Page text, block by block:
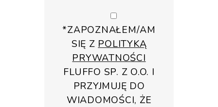
*ZAPOZNAŁEM/AM
SIĘ Z POLITYKĄ
PRYWATNOŚCI
FLUFFO SP. Z O.O. I
PRZYJMUJĘ DO
WIADOMOŚCI, ŻE